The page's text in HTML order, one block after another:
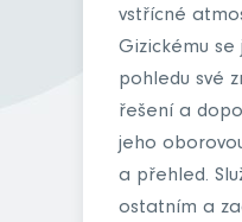
vstřícné
Gizickému
pohledu své
řešení a
jeho
a přehled.
ostatním a